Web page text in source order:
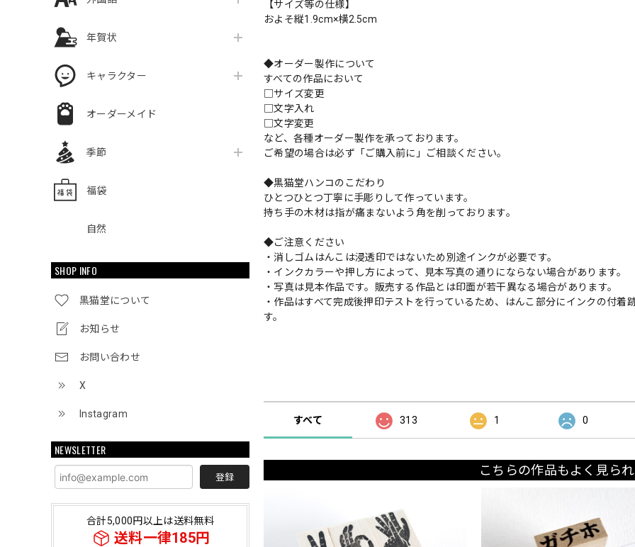
年賀状
キャラクター
オーダーメイド
季節
福袋
自然
SHOP INFO
黒猫堂について
お知らせ
お問い合わせ
X
Instagram
NEWSLETTER
登録
合計5,000円以上は送料無料
送料一律185円
【サイズ等の仕様】
およそ縦1.9cm×横2.5cm
◆オーダー製作について
すべての作品において
□サイズ変更
□文字入れ
□文字変更
など、各種オーダー製作を承っております。
ご希望の場合は必ず「ご購入前に」ご相談ください。
◆黒猫堂ハンコのこだわり
ひとつひとつ丁寧に手彫りして作っています。
持ち手の木材は指が痛まないよう角を削っております。
◆ご注意ください
・消しゴムはんこは浸透印ではないため別途インクが必要です。
・インクカラーや押し方によって、見本写真の通りにならない場合があります。
・写真は見本作品です。販売する作品とは印面が若干異なる場合があります。
・作品はすべて完成後押印テストを行っているため、はんこ部分にインクの付
す。
すべて 313 1 0
こちらの作品もよく見ら